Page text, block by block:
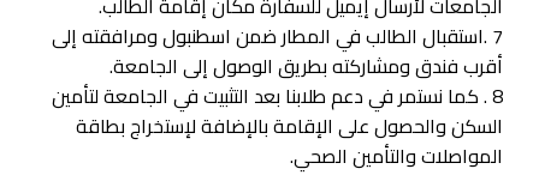
7 .استقبال الطالب في المطار ضمن اسطنبول ومرافقته إلى
أقرب فندق ومشاركته بطريق الوصول إلى الجامعة.
8 . كما نستمر في دعم طلابنا بعد التثبيت في الجامعة لتأمين
السكن والحصول على الإقامة بالإضافة لإستخراج بطاقة
المواصلات والتأمين الصحي.